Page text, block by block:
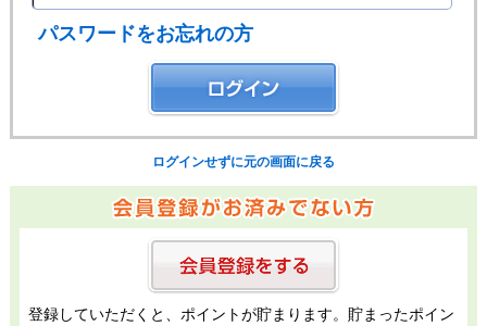
パスワードをお忘れの方
ログインせずに元の画面に戻る
登録していただくと、ポイントが貯まります。貯まったポイン